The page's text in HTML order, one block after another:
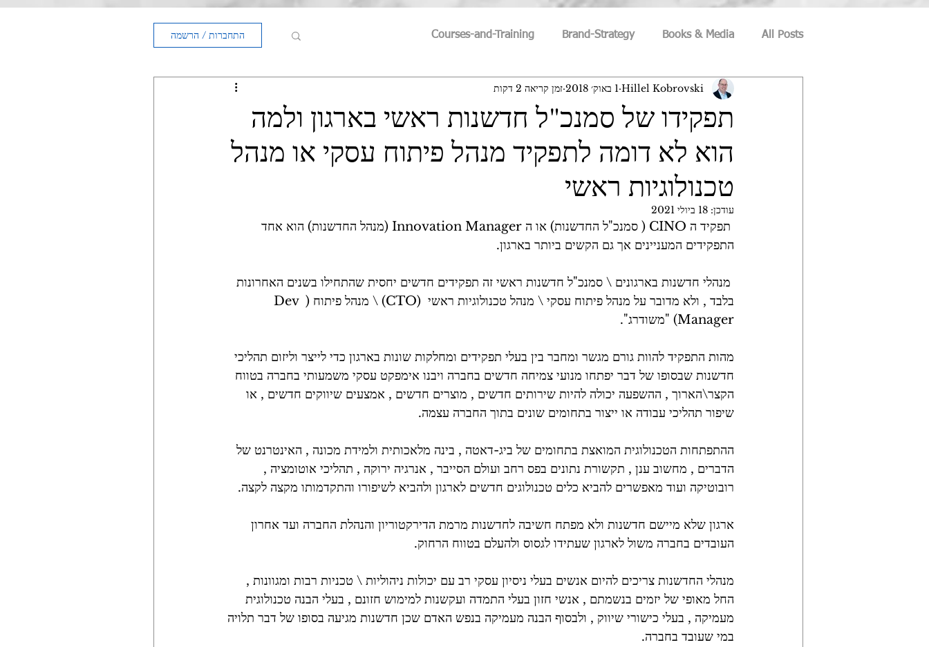
All Posts
Books & Media
Brand-Strategy
Courses-and-Training
Culture and Society
Cyber-Security
Cyber-Trends
Information-Security
Innovation & Ideation
IT-Trends
Personal-Growth
התחברות / הרשמה
תפקידו של סמנכ"ל חדשנות ראשי בארגון ולמה
הוא לא דומה לתפקיד מנהל פיתוח עסקי או מנהל
טכנולוגיות ראשי
Hillel Kobrovski 1 באוק׳ 2018 זמן קריאה 2 דקות
עודכן: 18 ביולי 2021
תפקיד ה CINO ( סמנכ"ל החדשנות) או ה Innovation Manager (מנהל החדשנות) הוא אחד
התפקידים המעניינים אך גם הקשים ביותר בארגון.
מנהלי חדשנות בארגונים \ סמנכ"ל חדשנות ראשי זה תפקידים חדשים יחסית שהתחילו בשנים האחרונות
בלבד , ולא מדובר על מנהל פיתוח עסקי \ מנהל טכנולוגיות ראשי  (CTO) \ מנהל פיתוח ( Dev
Manager) "משודרג".
מהות התפקיד להוות גורם מגשר ומחבר בין בעלי תפקידים ומחלקות שונות בארגון כדי לייצר וליזום תהליכי
חדשנות שבסופו של דבר יפתחו מנועי צמיחה חדשים בחברה ויבנו אימפקט עסקי משמעותי בחברה בטווח
הקצר\הארוך , ההשפעה יכולה להיות שירותים חדשים , מוצרים חדשים , אמצעים שיווקים חדשים , או
שיפור תהליכי עבודה או ייצור בתחומים שונים בתוך החברה עצמה.
ההתפתחות הטכנולוגית המואצת בתחומים של ביג-דאטה , בינה מלאכותית ולמידת מכונה , האינטרנט של
הדברים , מחשוב ענן , תקשורת נתונים בפס רחב ועולם הסייבר , אנרגיה ירוקה , תהליכי אוטומציה ,
רובוטיקה ועוד מאפשרים להביא כלים טכנולוגים חדשים לארגון ולהביא לשיפורו והתקדמותו מקצה לקצה.
ארגון שלא מיישם חדשנות ולא מפתח חשיבה לחדשנות מרמת הדירקטוריון והנהלת החברה ועד אחרון
העובדים בחברה משול לארגון שעתידו לגסוס ולהעלם בטווח הרחוק.
מנהלי החדשנות צריכים להיום אנשים בעלי ניסיון עסקי רב עם יכולות ניהוליות \ טכניות רבות ומגוונות ,
החל מאופי של יזמים בנשמתם , אנשי חזון בעלי התמדה ועקשנות למימוש חזונם , בעלי הבנה טכנולוגית
מעמיקה , בעלי כישורי שיווק , ולבסוף הבנה מעמיקה בנפש האדם שכן חדשנות מגיעה בסופו של דבר תלויה
במי שעובד בחברה.